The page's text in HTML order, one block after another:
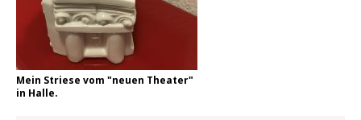
Mein Striese vom "neuen Theater"
in Halle.